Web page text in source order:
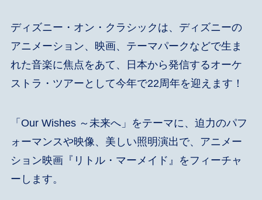
ディズニー・オン・クラシックは、ディズニーの
アニメーション、映画、テーマパークなどで生ま
れた音楽に焦点をあて、日本から発信するオーケ
ストラ・ツアーとして今年で22周年を迎えます！
「Our Wishes ～未来へ」をテーマに、迫力のパフ
ォーマンスや映像、美しい照明演出で、アニメー
ション映画『リトル・マーメイド』をフィーチャ
ーします。